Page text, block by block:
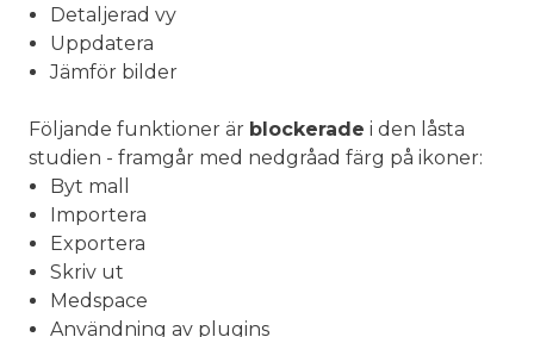
Detaljerad vy
Uppdatera
Jämför bilder
Följande funktioner är blockerade i den låsta
studien - framgår med nedgråad färg på ikoner:
Byt mall
Importera
Exportera
Skriv ut
Medspace
Användning av plugins